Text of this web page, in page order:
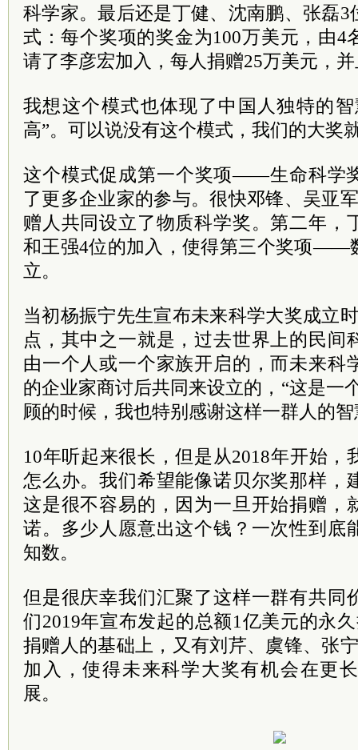
科学家。最后还是丁健、沈南鹏、张磊
式：每个奖项的奖金为100万美元，由4
请了李彦宏加入，每人捐赠25万美元，
我想这个模式也体现了中国人独特的
高”。可以说没有这个模式，我们的大奖
这个模式促成第一个奖项——生命科学
了更多企业家的参与。很快邓锋、吴亚
赠人共同设立了物质科学奖。第二年，
和王强4位的加入，使得第三个奖项——
立。
当初杨振宁先生宣布未来科学大奖成立
点，其中之一就是，过去世界上的民间
由一个人或一个家族开启的，而未来科
的企业家商讨后共同来设立的，“这是一
顾的时候，我也特别感谢这样一群人的
10年听起来很长，但是从2018年开始，
怎么办。我们希望能像诺贝尔奖那样，
这是很不容易的，因为一旦开始捐赠，
诺。多少人愿意出这个钱？一次性到底
知数。
但是很庆幸我们汇聚了这样一群有共同
们2019年宣布发起的总额1亿美元的永
捐赠人的基础上，又有刘芹、虞锋、张
加入，使得未来科学大奖有机会在更
展。